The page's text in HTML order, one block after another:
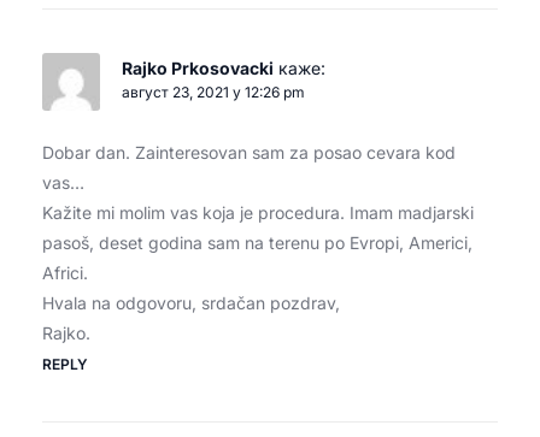
Rajko Prkosovacki каже:
август 23, 2021 у 12:26 pm
Dobar dan. Zainteresovan sam za posao cevara kod
vas…
Kažite mi molim vas koja je procedura. Imam madjarski
pasoš, deset godina sam na terenu po Evropi, Americi,
Africi.
Hvala na odgovoru, srdačan pozdrav,
Rajko.
REPLY